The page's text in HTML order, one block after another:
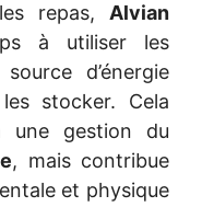
repas, Alvian
à utiliser les
d’énergie
stocker. Cela
une gestion du
, mais contribue
et physique